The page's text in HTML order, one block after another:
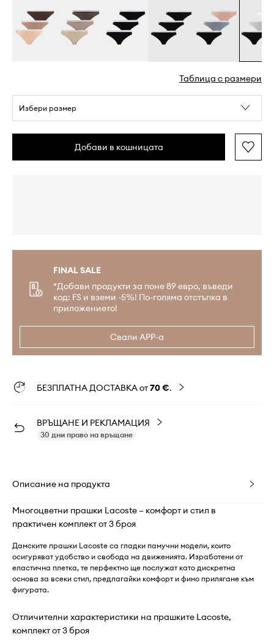
Таблица с размери
Избери размер
Добави в кошницата
FINAL SALE
*Добави продукти за поне 89 евро, въведи
код: FS и вземи -5%! По-голяма отстъпка в
приложението!
Свали APP-а
БЕЗПЛАТНА ДОСТАВКА от70 €.
ВРЪЩАНЕ И РЕКЛАМАЦИЯ
30 дни право на връщане
Описание на продукта
Многоцветни прашки Lacoste – комфорт и стил в
практичен комплект от 3 броя
Дамските прашки Lacoste са гладки памучни модели, които
осигуряват удобство и свобода на движенията. Изработени от
еластична плетка, те перфектно ще послужат като дискретна
основа за всеки стил, предлагайки комфорт и фино прилягане към
фигурата.
Отличителни характеристики на прашките Lacoste,
комплект от 3 броя